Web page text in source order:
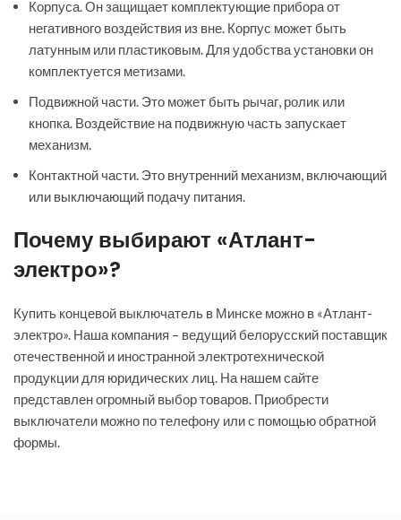
Корпуса. Он защищает комплектующие прибора от
негативного воздействия из вне. Корпус может быть
латунным или пластиковым. Для удобства установки он
комплектуется метизами.
Подвижной части. Это может быть рычаг, ролик или
кнопка. Воздействие на подвижную часть запускает
механизм.
Контактной части. Это внутренний механизм, включающий
или выключающий подачу питания.
Почему выбирают «Атлант-
электро»?
Купить концевой выключатель в Минске можно в «Атлант-
электро». Наша компания – ведущий белорусский поставщик
отечественной и иностранной электротехнической
продукции для юридических лиц. На нашем сайте
представлен огромный выбор товаров. Приобрести
выключатели можно по телефону или с помощью обратной
формы.